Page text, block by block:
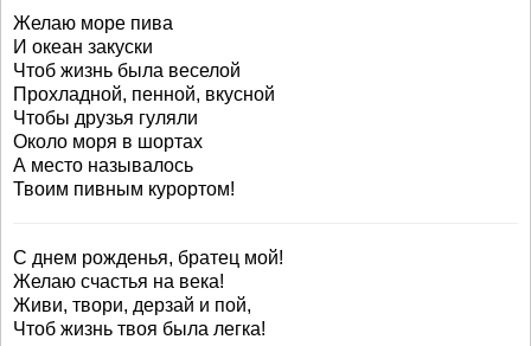
Желаю море пива
И океан закуски
Чтоб жизнь была веселой
Прохладной, пенной, вкусной
Чтобы друзья гуляли
Около моря в шортах
А место называлось
Твоим пивным курортом!
С днем рожденья, братец мой!
Желаю счастья на века!
Живи, твори, дерзай и пой,
Чтоб жизнь твоя была легка!